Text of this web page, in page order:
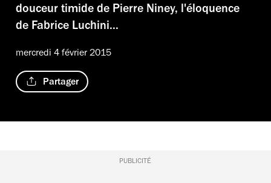
douceur timide de Pierre Niney, l'éloquence
de Fabrice Luchini...
mercredi 4 février 2015
Partager
PUBLICITÉ